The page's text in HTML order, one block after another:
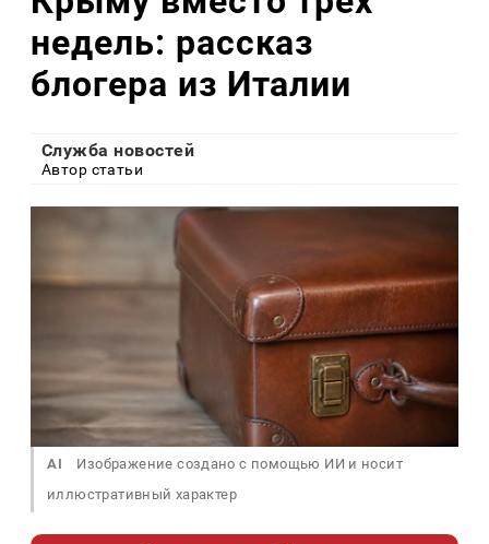
недель: рассказ
блогера из Италии
Служба новостей
Автор статьи
AI
Изображение создано с помощью ИИ и носит
иллюстративный характер